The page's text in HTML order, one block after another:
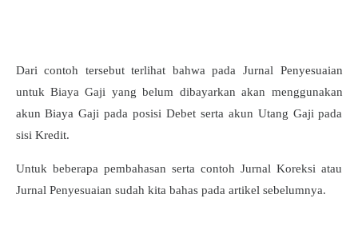
Dari contoh tersebut terlihat bahwa pada Jurnal Penyesuaian
untuk Biaya Gaji yang belum dibayarkan akan menggunakan
akun Biaya Gaji pada posisi Debet serta akun Utang Gaji pada
sisi Kredit.
Untuk beberapa pembahasan serta contoh Jurnal Koreksi atau
Jurnal Penyesuaian sudah kita bahas pada artikel sebelumnya.